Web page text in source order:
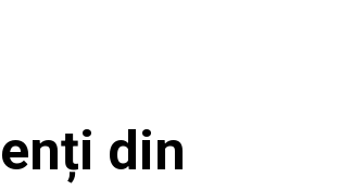
din